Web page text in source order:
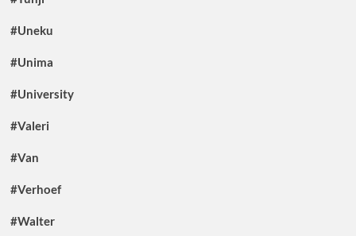
#Uneku
#Unima
#University
#Valeri
#Van
#Verhoef
#Walter